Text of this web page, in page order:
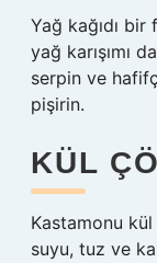
Yağ kağıdı
yağ karışımı
serpin ve
pişirin.
KÜL
Kastamonu
suyu, tuz ve